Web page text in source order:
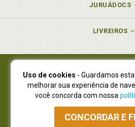
JURUÁDOCS
LIVREIROS
Juruá Editora Ltda., CNPJ
Juruá Informática Ltda., CNPJ
NOVO ENDEREÇO:R. Flávio
Curitiba - Paraná - CEP
Atendimento: (41) 4009-3900|Vendas
Uso de cookies - Guardamos
melhorar sua experiência de
você concorda com nossa
CONCORDAR E